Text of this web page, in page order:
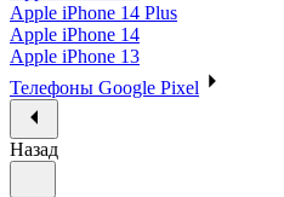
Apple iPhone 14 Plus
Apple iPhone 14
Apple iPhone 13
Телефоны Google Pixel
Назад